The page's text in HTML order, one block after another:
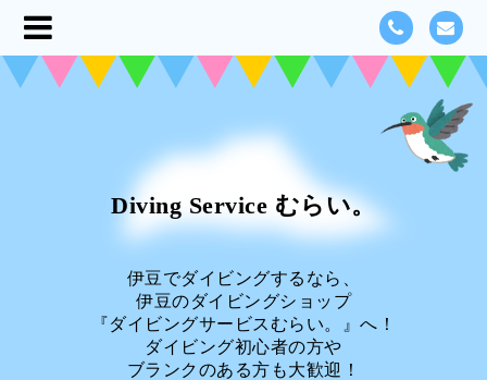
Diving Service むらい。
伊豆でダイビングするなら、
伊豆のダイビングショップ
『ダイビングサービスむらい。』へ！
ダイビング初心者の方や
ブランクのある方も大歓迎！